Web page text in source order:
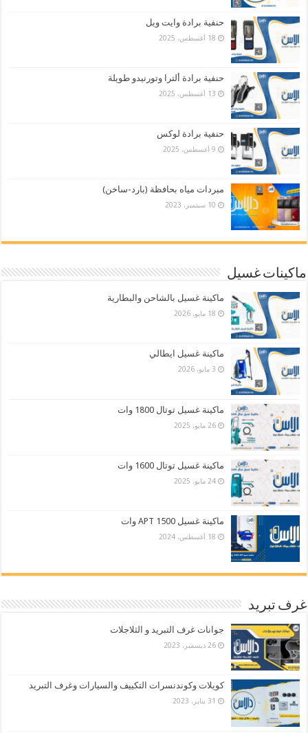
حنفية برادة وايت ويل
18 أغسطس، 2025
حنفية برادة ألترا وتورنيدو طويلة
13 أغسطس، 2025
حنفية برادة لوكس
9 أغسطس، 2025
مبردات مياه بحافظة (بارد-ساخن)
10 سبتمبر، 2023
ماكينات غسيل
ماكينة غسيل بالشاحن والبطارية
18 مايو، 2026
ماكينة غسيل ايطالي
3 مايو، 2026
ماكينة غسيل توتال 1800 وات
26 مايو، 2025
ماكينة غسيل توتال 1600 وات
24 مايو، 2025
ماكينة غسيل APT 1500 وات
18 أغسطس، 2024
غرف تبريد
جوانات غرف التبريد و الثلاجلات
26 ديسمبر، 2023
كويلات وكوندنسرات التكييف والسيارات وغرف التبريد
31 يناير، 2023